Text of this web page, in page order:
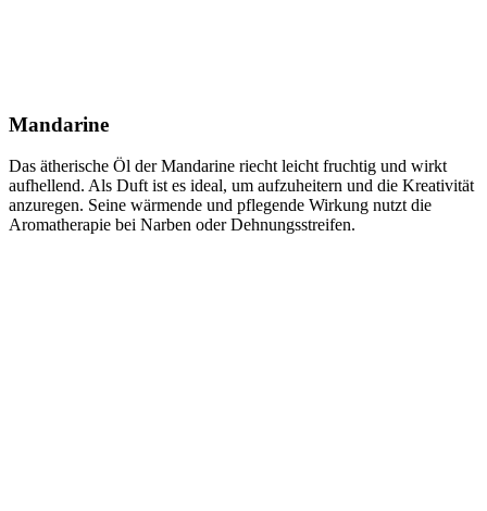
Mandarine
Das ätherische Öl der Mandarine riecht leicht fruchtig und wirkt
aufhellend. Als Duft ist es ideal, um aufzuheitern und die Kreativität
anzuregen. Seine wärmende und pflegende Wirkung nutzt die
Aromatherapie bei Narben oder Dehnungsstreifen.